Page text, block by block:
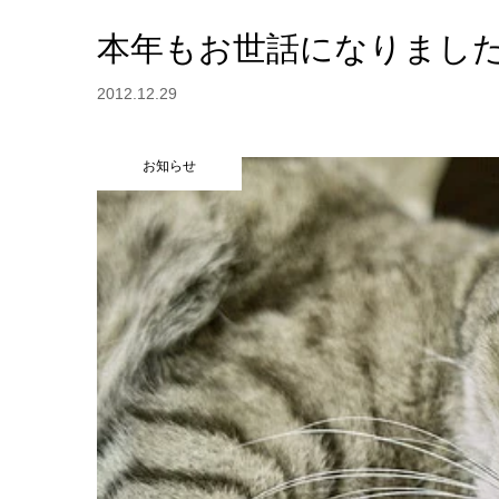
本年もお世話になりまし
2012.12.29
お知らせ